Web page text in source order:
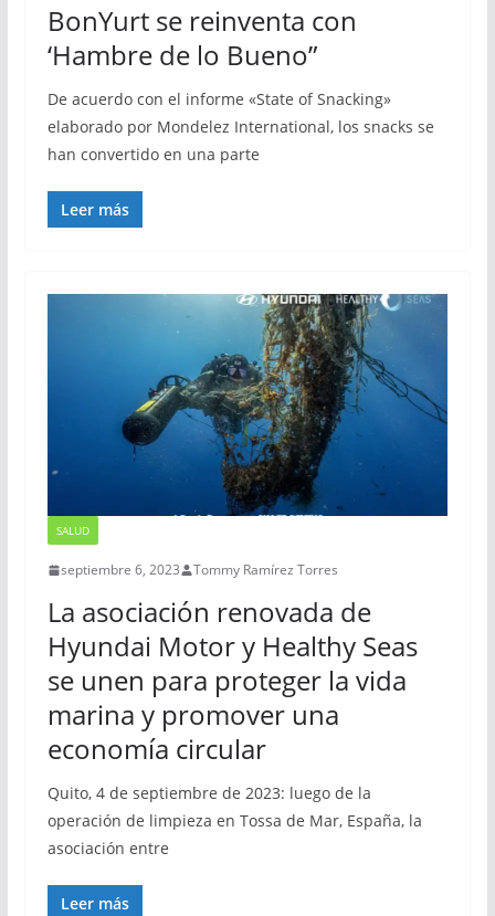
BonYurt se reinventa con
‘Hambre de lo Bueno”
De acuerdo con el informe «State of Snacking»
elaborado por Mondelez International, los snacks se
han convertido en una parte
Leer más
SALUD
septiembre 6, 2023 Tommy Ramírez Torres
La asociación renovada de
Hyundai Motor y Healthy Seas
se unen para proteger la vida
marina y promover una
economía circular
Quito, 4 de septiembre de 2023: luego de la
operación de limpieza en Tossa de Mar, España, la
asociación entre
Leer más